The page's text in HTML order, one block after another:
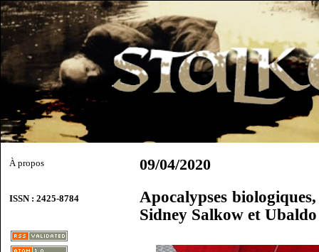
À propos
ISSN : 2425-8784
09/04/2020
Apocalypses
Sidney Salkow et